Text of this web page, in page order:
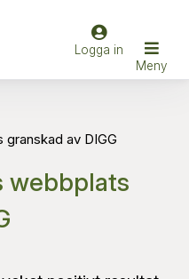
av DIGG
webbplats